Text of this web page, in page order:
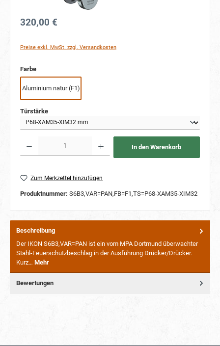
320,00 €
Preise exkl. MwSt. zzgl. Versandkosten
Farbeauswählen
Aluminium natur (F1)
Türstärkeauswählen
In den Warenkorb
Zum Merkzettel hinzufügen
Produktnummer: S6B3,VAR=PAN,FB=F1,TS=P68-XAM35-XIM32
Beschreibung
Der IKON S6B3,VAR=PAN ist ein vom MPA Dortmund überwachter
Stahl-Feuerschutzbeschlag in der Ausführung Drücker/Drücker.
Kurz… Mehr
Bewertungen